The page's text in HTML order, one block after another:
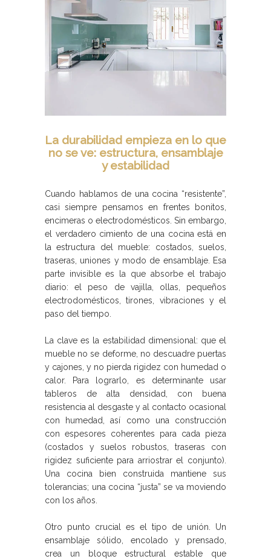
La durabilidad empieza en lo que
no se ve: estructura, ensamblaje
y estabilidad
Cuando hablamos de una cocina “resistente”,
casi siempre pensamos en frentes bonitos,
encimeras o electrodomésticos. Sin embargo,
el verdadero cimiento de una cocina está en
la estructura del mueble: costados, suelos,
traseras, uniones y modo de ensamblaje. Esa
parte invisible es la que absorbe el trabajo
diario: el peso de vajilla, ollas, pequeños
electrodomésticos, tirones, vibraciones y el
paso del tiempo.
La clave es la estabilidad dimensional: que el
mueble no se deforme, no descuadre puertas
y cajones, y no pierda rigidez con humedad o
calor. Para lograrlo, es determinante usar
tableros de alta densidad, con buena
resistencia al desgaste y al contacto ocasional
con humedad, así como una construcción
con espesores coherentes para cada pieza
(costados y suelos robustos, traseras con
rigidez suficiente para arriostrar el conjunto).
Una cocina bien construida mantiene sus
tolerancias; una cocina “justa” se va moviendo
con los años.
Otro punto crucial es el tipo de unión. Un
ensamblaje sólido, encolado y prensado,
crea un bloque estructural estable que